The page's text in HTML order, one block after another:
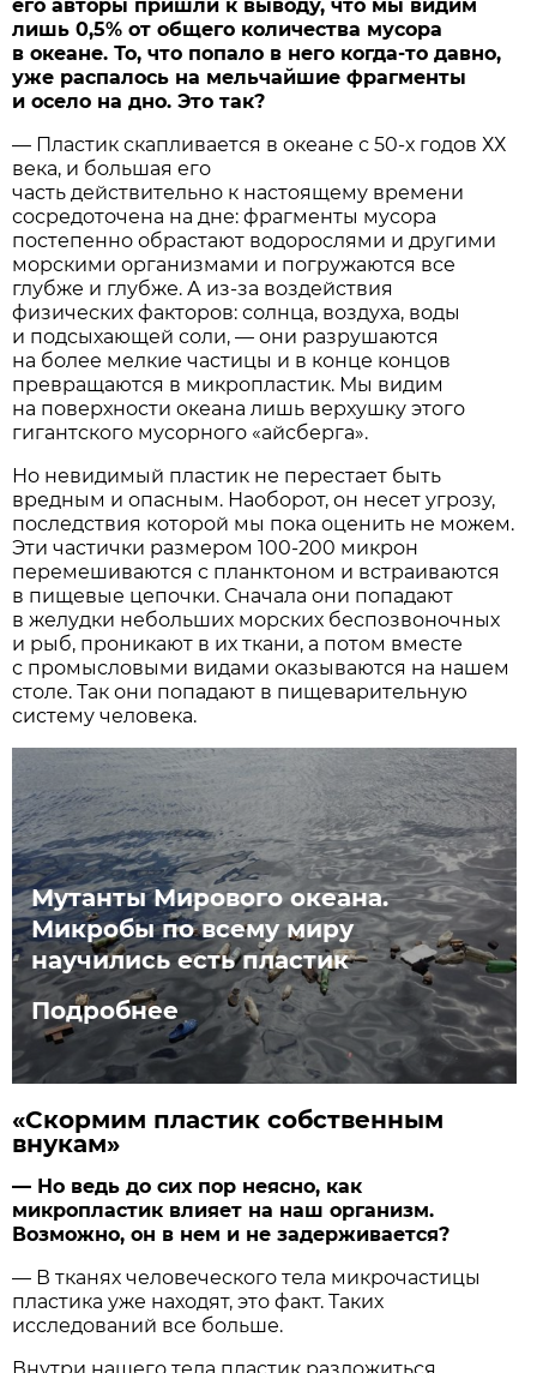
его авторы пришли к выводу, что мы видим
лишь 0,5% от общего количества мусора
в океане. То, что попало в него когда-то давно,
уже распалось на мельчайшие фрагменты
и осело на дно. Это так?
— Пластик скапливается в океане с 50-х годов ХХ
века, и большая его
часть действительно к настоящему времени
сосредоточена на дне: фрагменты мусора
постепенно обрастают водорослями и другими
морскими организмами и погружаются все
глубже и глубже. А из-за воздействия
физических факторов: солнца, воздуха, воды
и подсыхающей соли, — они разрушаются
на более мелкие частицы и в конце концов
превращаются в микропластик. Мы видим
на поверхности океана лишь верхушку этого
гигантского мусорного «айсберга».
Но невидимый пластик не перестает быть
вредным и опасным. Наоборот, он несет угрозу,
последствия которой мы пока оценить не можем.
Эти частички размером 100-200 микрон
перемешиваются с планктоном и встраиваются
в пищевые цепочки. Сначала они попадают
в желудки небольших морских беспозвоночных
и рыб, проникают в их ткани, а потом вместе
с промысловыми видами оказываются на нашем
столе. Так они попадают в пищеварительную
систему человека.
Мутанты Мирового океана.
Микробы по всему миру
научились есть пластик
Подробнее
«Скормим пластик собственным
внукам»
— Но ведь до сих пор неясно, как
микропластик влияет на наш организм.
Возможно, он в нем и не задерживается?
— В тканях человеческого тела микрочастицы
пластика уже находят, это факт. Таких
исследований все больше.